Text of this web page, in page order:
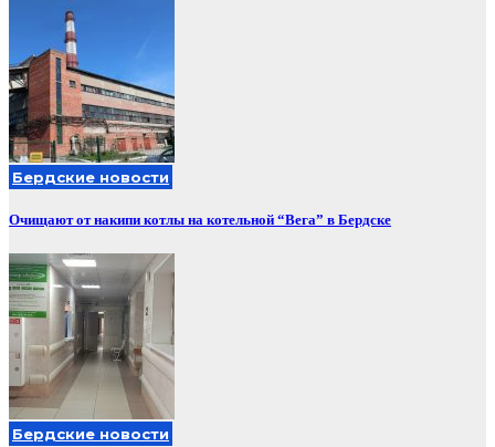
Бердские новости
Очищают от накипи котлы на котельной “Вега” в Бердске
Бердские новости